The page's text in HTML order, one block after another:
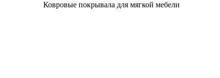
Ковровые покрывала для мягкой мебели